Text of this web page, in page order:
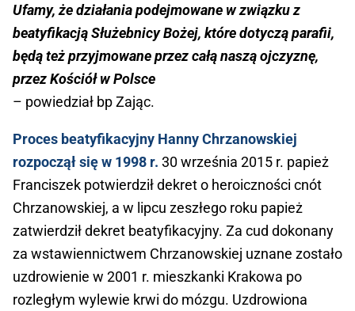
Ufamy, że działania podejmowane w związku z
beatyfikacją Służebnicy Bożej, które dotyczą parafii,
będą też przyjmowane przez całą naszą ojczyznę,
przez Kościół w Polsce
– powiedział bp Zając.
Proces beatyfikacyjny Hanny Chrzanowskiej
rozpoczął się w 1998 r. 30 września 2015 r. papież
Franciszek potwierdził dekret o heroiczności cnót
Chrzanowskiej, a w lipcu zeszłego roku papież
zatwierdził dekret beatyfikacyjny. Za cud dokonany
za wstawiennictwem Chrzanowskiej uznane zostało
uzdrowienie w 2001 r. mieszkanki Krakowa po
rozległym wylewie krwi do mózgu. Uzdrowiona